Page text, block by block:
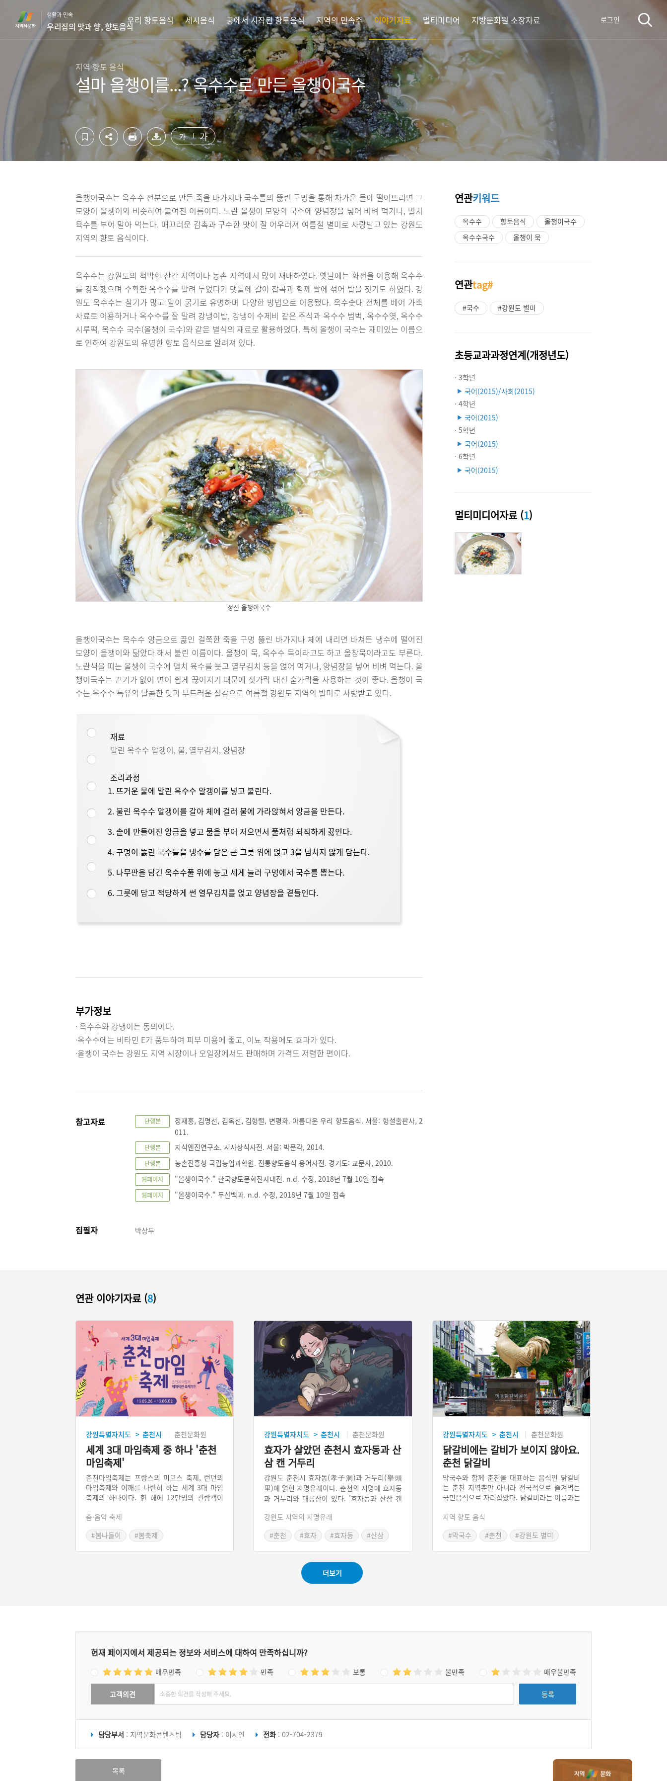
생활과 민속
우리집의 맛과 향, 향토음식
우리 향토음식 세시음식 궁에서 시작된 향토음식 지역의 민속주 이야기자료 멀티미디어 지방문화원 소장자료 로그인
지역 향토 음식
설마 올챙이를...? 옥수수로 만든 올챙이국수
가 가
올챙이국수는 옥수수 전분으로 만든 죽을 바가지나 국수틀의 뚫린 구멍을 통해 차가운 물에 떨어뜨리면 그
모양이 올챙이와 비슷하여 붙여진 이름이다. 노란 올챙이 모양의 국수에 양념장을 넣어 비벼 먹거나, 멸치
육수를 부어 말아 먹는다. 매끄러운 감촉과 구수한 맛이 잘 어우러져 여름철 별미로 사랑받고 있는 강원도
지역의 향토 음식이다.
옥수수는 강원도의 척박한 산간 지역이나 농촌 지역에서 많이 재배하였다. 옛날에는 화전을 이용해 옥수수
를 경작했으며 수확한 옥수수를 말려 두었다가 맷돌에 갈아 잡곡과 함께 쌀에 섞어 밥을 짓기도 하였다. 강
원도 옥수수는 찰기가 많고 알이 굵기로 유명하며 다양한 방법으로 이용됐다. 옥수숫대 전체를 베어 가축
사료로 이용하거나 옥수수를 잘 말려 강냉이밥, 강냉이 수제비 같은 주식과 옥수수 범벅, 옥수수엿, 옥수수
시루떡, 옥수수 국수(올챙이 국수)와 같은 별식의 재료로 활용하였다. 특히 올챙이 국수는 재미있는 이름으
로 인하여 강원도의 유명한 향토 음식으로 알려져 있다.
정선 올챙이국수
올챙이국수는 옥수수 앙금으로 끓인 걸쭉한 죽을 구멍 뚫린 바가지나 체에 내리면 바쳐둔 냉수에 떨어진
모양이 올챙이와 닮았다 해서 불린 이름이다. 올챙이 묵, 옥수수 묵이라고도 하고 올창묵이라고도 부른다.
노란색을 띠는 올챙이 국수에 멸치 육수를 붓고 열무김치 등을 얹어 먹거나, 양념장을 넣어 비벼 먹는다. 올
챙이국수는 끈기가 없어 면이 쉽게 끊어지기 때문에 젓가락 대신 숟가락을 사용하는 것이 좋다. 올챙이 국
수는 옥수수 특유의 달콤한 맛과 부드러운 질감으로 여름철 강원도 지역의 별미로 사랑받고 있다.
재료
말린 옥수수 알갱이, 물, 열무김치, 양념장
조리과정
1. 뜨거운 물에 말린 옥수수 알갱이를 넣고 불린다.
2. 불린 옥수수 알갱이를 갈아 체에 걸러 물에 가라앉혀서 앙금을 만든다.
3. 솥에 만들어진 앙금을 넣고 물을 부어 저으면서 풀처럼 되직하게 끓인다.
4. 구멍이 뚫린 국수틀을 냉수를 담은 큰 그릇 위에 얹고 3을 넘치지 않게 담는다.
5. 나무판을 담긴 옥수수풀 위에 놓고 세게 눌러 구멍에서 국수를 뽑는다.
6. 그릇에 담고 적당하게 썬 열무김치를 얹고 양념장을 곁들인다.
부가정보
· 옥수수와 강냉이는 동의어다.
·옥수수에는 비타민 E가 풍부하여 피부 미용에 좋고, 이뇨 작용에도 효과가 있다.
·올챙이 국수는 강원도 지역 시장이나 오일장에서도 판매하며 가격도 저렴한 편이다.
참고자료 단행본
정재홍, 김명선, 김옥선, 김형렬, 변평화. 아름다운 우리 향토음식. 서울: 형설출판사, 2
011.
단행본 지식엔진연구소. 시사상식사전. 서울: 박문각, 2014.
단행본 농촌진흥청 국립농업과학원. 전통향토음식 용어사전. 경기도: 교문사, 2010.
웹페이지 "올챙이국수." 한국향토문화전자대전. n.d. 수정, 2018년 7월 10일 접속
웹페이지 "올챙이국수." 두산백과. n.d. 수정, 2018년 7월 10일 접속
집필자 박상두
연관키워드
옥수수 향토음식
올챙이국수
옥수수국수
올챙이 묵
연관tag#
#국수 #강원도 별미
초등교과과정연계(개정년도)
· 3학년
▶ 국어(2015)/사회(2015)
· 4학년
▶ 국어(2015)
· 5학년
▶ 국어(2015)
· 6학년
▶ 국어(2015)
멀티미디어자료 (1)
연관 이야기자료 (8)
강원특별자치도 > 춘천시 춘천문화원
세계 3대 마임축제 중 하나 '춘천
마임축제'
춘천마임축제는 프랑스의 미모스 축제, 런던의
마임축제와 어깨를 나란히 하는 세계 3대 마임
축제의 하나이다. 한 해에 12만명의 관람객이
며, 공지천, 미군기지터, 극장 등 춘천 시내 곳곳
제는 예술 영역에 머물렀던 마임을 대중적인 마
춤·음악 축제
#봄나들이
#봄축제
강원특별자치도 > 춘천시 춘천문화원
효자가 살았던 춘천시 효자동과 산
삼 캔 거두리
강원도 춘천시 효자동(孝子洞)과 거두리(擧頭
里)에 얽힌 지명유래이다. 춘천의 지명에 효자동
과 거두리와 대룡산이 있다. '효자동과 산삼 캔
명유래담이다. 효자는 조선조 때 춘천에 살던 반
희언이라는 사람 이야기라고도 한다. 효자 반희
언(潘希彦)은 임진왜란 때 용감했던 장군 반처
왜란에 잃고 홀로 어머니를 돌보면서 효자노릇
을 했다. 그의 효성을 표창하여 나라에서 효자문
강원도 지역의 지명유래
#춘천
#효자 #효자동
#산삼
강원특별자치도 > 춘천시 춘천문화원
닭갈비에는 갈비가 보이지 않아요.
춘천 닭갈비
막국수와 함께 춘천을 대표하는 음식인 닭갈비
는 춘천 지역뿐만 아니라 전국적으로 즐겨먹는
국민음식으로 자리잡았다. 닭갈비라는 이름과는
저며 넓게 펴서 각종 양념을 발라 재웠다가 석쇠
지역 향토 음식
#막국수
#춘천
#강원도 별미
더보기
현재 페이지에서 제공되는 정보와 서비스에 대하여 만족하십니까?
매우만족 만족 보통 불만족 매우불만족
고객의견 등록
담당부서 : 지역문화콘텐츠팀 담당자 : 이서연 전화 : 02-704-2379
목록